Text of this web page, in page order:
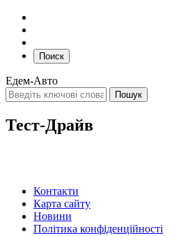
Поиск
Едем-Авто
Тест-Драйв
Контакти
Карта сайту
Новини
Політика конфіденційності